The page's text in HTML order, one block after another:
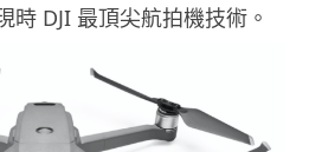
時 DJI 最頂尖航拍機技術。